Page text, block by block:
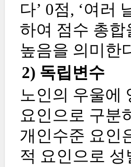
다’ 0점, ‘여러
하여 점수 총
높음을 의미한
2) 독립변수
노인의 우울에
요인으로 구분
개인수준 요인
적 요인으로